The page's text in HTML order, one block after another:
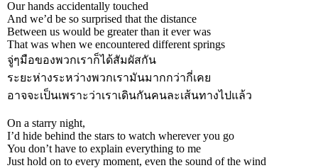
Our hands accidentally touched
And we’d be so surprised that the distance
Between us would be greater than it ever was
That was when we encountered different springs
จู่ๆมือของพวกเราก็ได้สัมผัสกัน
ระยะห่างระหว่างพวกเรามันมากกว่ากี่เคย
อาจจะเป็นเพราะว่าเราเดินกันคนละเส้นทางไปแล้ว
On a starry night,
I’d hide behind the stars to watch wherever you go
You don’t have to explain everything to me
Just hold on to every moment, even the sound of the wind